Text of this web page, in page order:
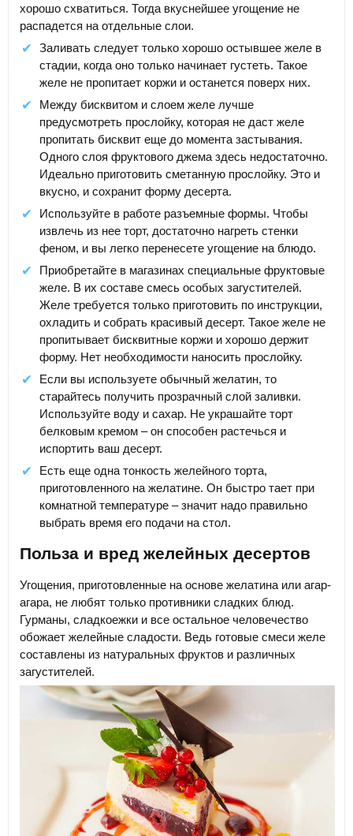
хорошо схватиться. Тогда вкуснейшее угощение не
распадется на отдельные слои.
Заливать следует только хорошо остывшее желе в
стадии, когда оно только начинает густеть. Такое
желе не пропитает коржи и останется поверх них.
Между бисквитом и слоем желе лучше
предусмотреть прослойку, которая не даст желе
пропитать бисквит еще до момента застывания.
Одного слоя фруктового джема здесь недостаточно.
Идеально приготовить сметанную прослойку. Это и
вкусно, и сохранит форму десерта.
Используйте в работе разъемные формы. Чтобы
извлечь из нее торт, достаточно нагреть стенки
феном, и вы легко перенесете угощение на блюдо.
Приобретайте в магазинах специальные фруктовые
желе. В их составе смесь особых загустителей.
Желе требуется только приготовить по инструкции,
охладить и собрать красивый десерт. Такое желе не
пропитывает бисквитные коржи и хорошо держит
форму. Нет необходимости наносить прослойку.
Если вы используете обычный желатин, то
старайтесь получить прозрачный слой заливки.
Используйте воду и сахар. Не украшайте торт
белковым кремом – он способен растечься и
испортить ваш десерт.
Есть еще одна тонкость желейного торта,
приготовленного на желатине. Он быстро тает при
комнатной температуре – значит надо правильно
выбрать время его подачи на стол.
Польза и вред желейных десертов
Угощения, приготовленные на основе желатина или агар-
агара, не любят только противники сладких блюд.
Гурманы, сладкоежки и все остальное человечество
обожает желейные сладости. Ведь готовые смеси желе
составлены из натуральных фруктов и различных
загустителей.